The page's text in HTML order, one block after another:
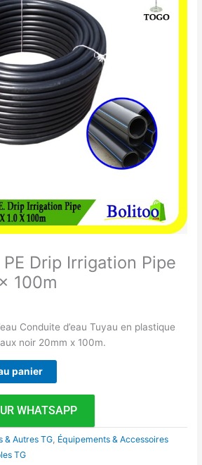
PE Drip Irrigation Pipe
100m
Conduite d’eau Tuyau en plastique
noir 20mm x 100m.
panier
WHATSAPP
& Autres TG Équipements & Accessoires
TG